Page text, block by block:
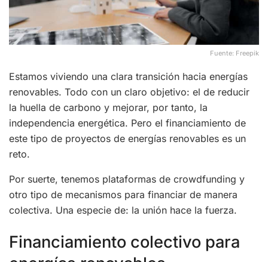
Fuente: Freepik
Estamos viviendo una clara transición hacia energías
renovables. Todo con un claro objetivo: el de reducir
la huella de carbono y mejorar, por tanto, la
independencia energética. Pero el financiamiento de
este tipo de proyectos de energías renovables es un
reto.
Por suerte, tenemos plataformas de crowdfunding y
otro tipo de mecanismos para financiar de manera
colectiva. Una especie de: la unión hace la fuerza.
Financiamiento colectivo para